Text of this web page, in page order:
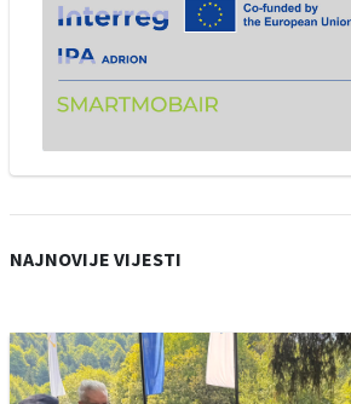
NAJNOVIJE VIJESTI